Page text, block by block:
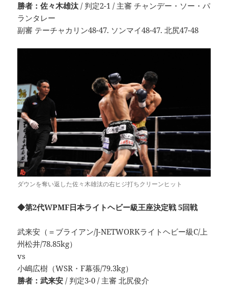
勝者：佐々木雄汰 / 判定2-1 / 主審 チャンデー・ソー・パ
ランタレー
副審 テーチャカリン48-47. ソンマイ48-47. 北尻47-48
ダウンを奪い返した佐々木雄汰の右ヒジ打ちクリーンヒット
◆第2代WPMF日本ライトヘビー級王座決定戦 5回戦
武来安（＝ブライアン/J-NETWORKライトヘビー級C/上
州松井/78.85kg）
vs
小嶋広樹（WSR・F幕張/79.3kg）
勝者：武来安 / 判定3-0 / 主審 北尻俊介